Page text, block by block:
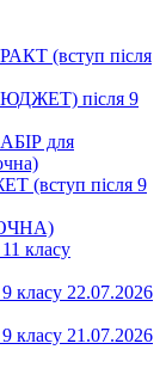
(вступ після
після 9
для
(вступ після 9
11 класу
9 класу 22.07.2026
9 класу 21.07.2026